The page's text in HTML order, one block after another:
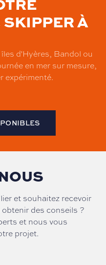
À
d'Hyères, Bandol ou
en mer sur mesure,
expérimenté.
et souhaitez recevoir
des conseils ?
et nous vous
projet.